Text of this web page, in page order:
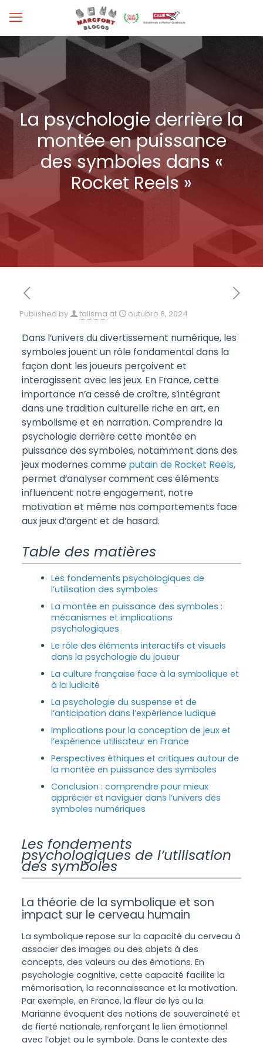
La psychologie derrière la
montée en puissance
des symboles dans «
Rocket Reels »
Published by talisma at outubro 8, 2024
Dans l’univers du divertissement numérique, les
symboles jouent un rôle fondamental dans la
façon dont les joueurs perçoivent et
interagissent avec les jeux. En France, cette
importance n’a cessé de croître, s’intégrant
dans une tradition culturelle riche en art, en
symbolisme et en narration. Comprendre la
psychologie derrière cette montée en
puissance des symboles, notamment dans des
jeux modernes comme putain de Rocket Reels,
permet d’analyser comment ces éléments
influencent notre engagement, notre
motivation et même nos comportements face
aux jeux d’argent et de hasard.
Table des matières
Les fondements psychologiques de
l’utilisation des symboles
La montée en puissance des symboles :
mécanismes et implications
psychologiques
Le rôle des éléments interactifs et visuels
dans la psychologie du joueur
La culture française face à la symbolique et
à la ludicité
La psychologie du suspense et de
l’anticipation dans l’expérience ludique
Implications pour la conception de jeux et
l’expérience utilisateur en France
Perspectives éthiques et critiques autour de
la montée en puissance des symboles
Conclusion : comprendre pour mieux
apprécier et naviguer dans l’univers des
symboles numériques
Les fondements
psychologiques de l’utilisation
des symboles
La théorie de la symbolique et son
impact sur le cerveau humain
La symbolique repose sur la capacité du cerveau à
associer des images ou des objets à des
concepts, des valeurs ou des émotions. En
psychologie cognitive, cette capacité facilite la
mémorisation, la reconnaissance et la motivation.
Par exemple, en France, la fleur de lys ou la
Marianne évoquent des notions de souveraineté et
de fierté nationale, renforçant le lien émotionnel
avec l’objet ou le symbole. Dans le contexte des